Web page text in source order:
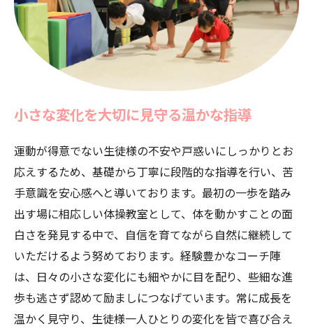
小さな変化を大切に見守る温かな指導
運動が得意でない生徒様の不安や戸惑いにしっかりとお
応えするため、基礎から丁寧に段階的な指導を行い、苦
手意識を安心感へと導いております。最初の一歩を踏み
出す場に相応しい体操教室として、体を動かすことの面
白さを発見する中で、自信を育てながら自然に継続して
いただけるよう努めております。経験豊かなコーチ陣
は、日々の小さな変化にも細やかに目を配り、些細な進
歩も逃さず認めて励ましにつなげています。常に成長を
温かく見守り、生徒様一人ひとりの変化を皆で喜び合え